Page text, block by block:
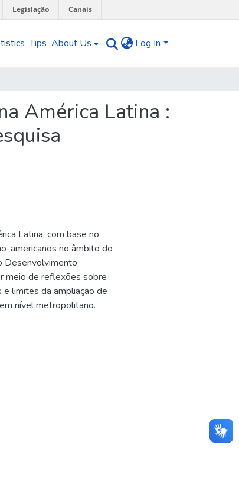
Legislação Canais
Tips About Us Log In
América Latina :
Latina, com base no
americanos no âmbito do
Desenvolvimento
meio de reflexões sobre
limites da ampliação de
nível metropolitano.